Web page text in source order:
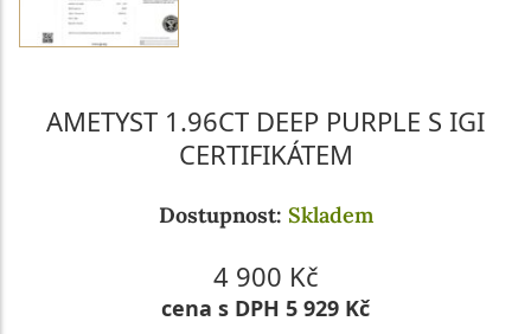
AMETYST 1.96CT DEEP PURPLE S IGI
CERTIFIKÁTEM
Dostupnost: Skladem
4 900 Kč
cena s DPH 5 929 Kč